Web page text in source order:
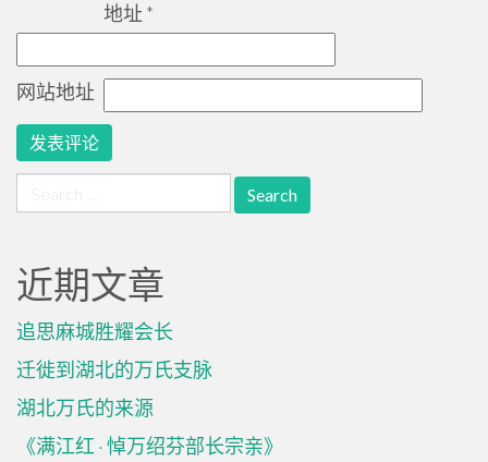
地址 *
网站地址
for:
近期文章
追思麻城胜耀会长
迁徙到湖北的万氏支脉
湖北万氏的来源
《满江红 · 悼万绍芬部长宗亲》